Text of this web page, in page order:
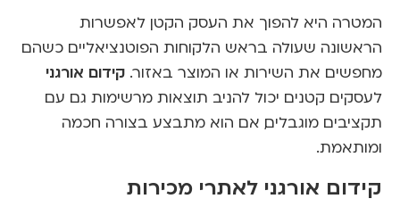
המטרה היא להפוך את העסק הקטן לאפשרות
הראשונה שעולה בראש הלקוחות הפוטנציאליים כשהם
מחפשים את השירות או המוצר באזור. קידום אורגני
לעסקים קטנים יכול להניב תוצאות מרשימות גם עם
תקציבים מוגבלים, אם הוא מתבצע בצורה חכמה
ומותאמת.
קידום אורגני לאתרי מכירות